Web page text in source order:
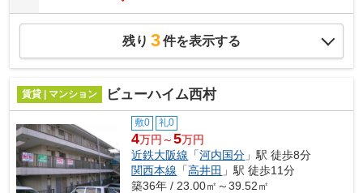
残り 3件を表示する
賃貸 | マンション ビューハイム西村
敷0 礼0
4万円～5万円
近鉄大阪線 「河内国分 」駅 徒歩8分
関西本線 「高井田 」駅 徒歩11分
築36年 / 23.00㎡～39.52㎡